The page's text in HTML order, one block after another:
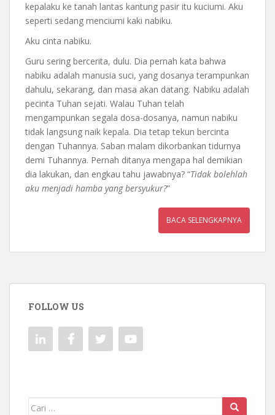
kepalaku ke tanah lantas kantung pasir itu kuciumi. Aku
seperti sedang menciumi kaki nabiku.
Aku cinta nabiku.
Guru sering bercerita, dulu. Dia pernah kata bahwa
nabiku adalah manusia suci, yang dosanya terampunkan
dahulu, sekarang, dan masa akan datang. Nabiku adalah
pecinta Tuhan sejati. Walau Tuhan telah
mengampunkan segala dosa-dosanya, namun nabiku
tidak langsung naik kepala. Dia tetap tekun bercinta
dengan Tuhannya. Saban malam dikorbankan tidurnya
demi Tuhannya. Pernah ditanya mengapa hal demikian
dia lakukan, dan engkau tahu jawabnya? “Tidak bolehlah
aku menjadi hamba yang bersyukur?”
BACA SELENGKAPNYA
FOLLOW US
Mencari: